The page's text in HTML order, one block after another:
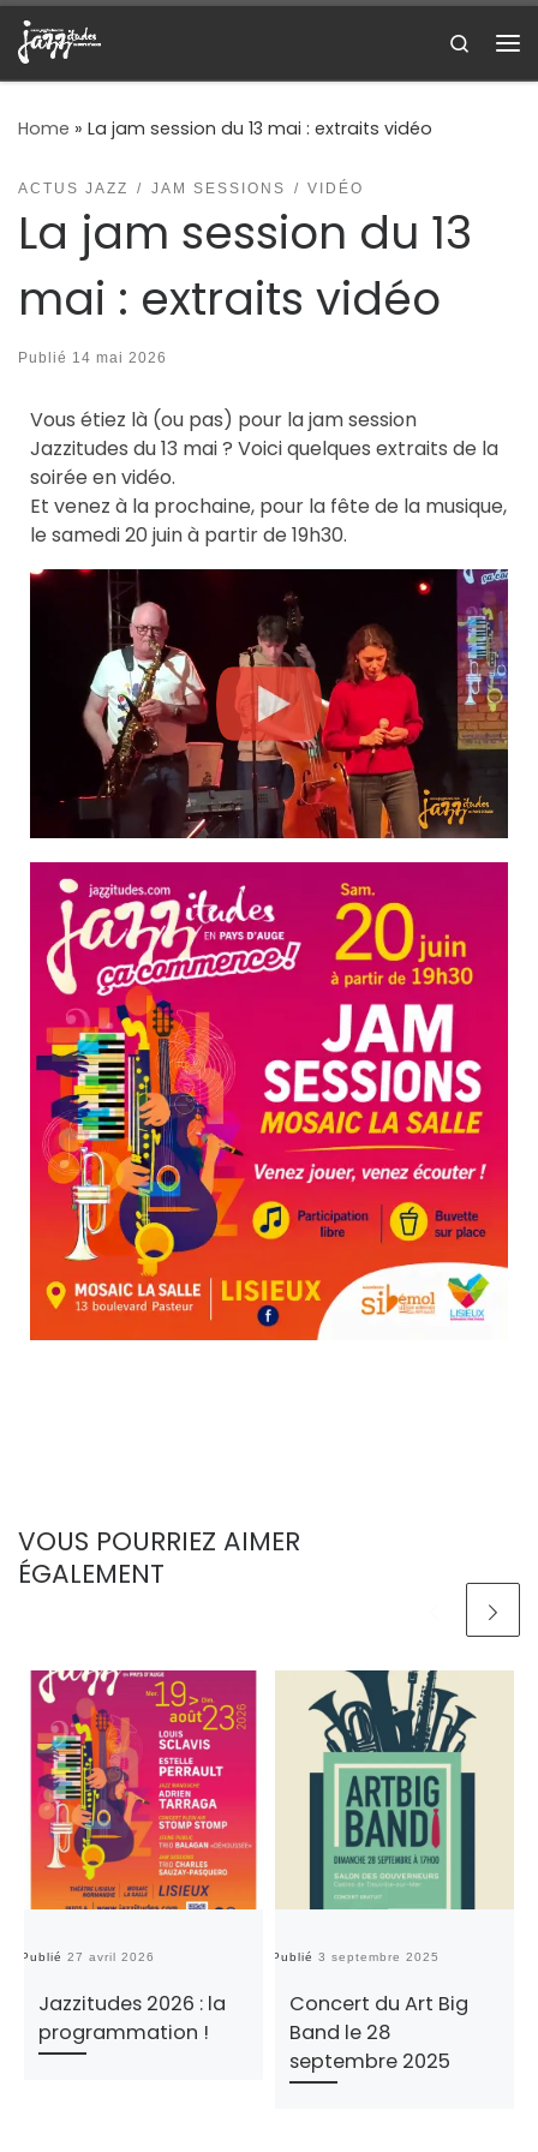
Skip to content
Search
Home » La jam session du 13 mai : extraits vidéo
ACTUS JAZZ JAM SESSIONS VIDÉO
La jam session du 13
mai : extraits vidéo
Publié 14 mai 2026
Vous étiez là (ou pas) pour la jam session
Jazzitudes du 13 mai ? Voici quelques extraits de la
soirée en vidéo.
Et venez à la prochaine, pour la fête de la musique,
le samedi 20 juin à partir de 19h30.
VOUS POURRIEZ AIMER
ÉGALEMENT
Publié 27 avril 2026
Jazzitudes 2026 : la
programmation !
Publié 3 septembre 2025
Concert du Art Big
Band le 28
septembre 2025